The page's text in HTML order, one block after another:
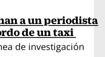
a un periodista
de un taxi
de investigación